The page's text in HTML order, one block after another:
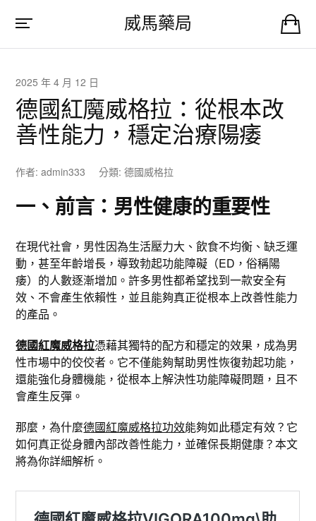
威馬藥局
2025 年 4 月 12 日
德國紅魔威格拉：從根本改
善性能力，穩定治療陽痿
作者:admin333 分類: 德國威格拉
一、前言：男性健康的重要性
在現代社會，男性因為生活壓力大、飲食不均衡、缺乏運
動，甚至年齡增長，導致勃起功能障礙（ED，俗稱陽
痿）的人數逐漸增加。許多男性都希望找到一款安全有
效、不會產生依賴性，並且能夠真正從根本上改善性能力
的產品。
德國紅魔威格拉憑藉其獨特的配方和穩定的效果，成為男
性市場中的佼佼者。它不僅能夠幫助男性恢復勃起功能，
還能強化身體機能，從根本上解決性功能障礙問題，且不
會產生反彈。
那麼，為什麼德國紅魔威格拉功效能夠如此穩定有效？它
如何真正從身體內部改善性能力，並確保長期健康？本文
將為你詳細解析。